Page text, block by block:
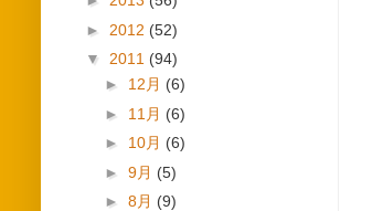
► 2012 (52)
▼ 2011 (94)
► 12月 (6)
► 11月 (6)
► 10月 (6)
► 9月 (5)
► 8月 (9)